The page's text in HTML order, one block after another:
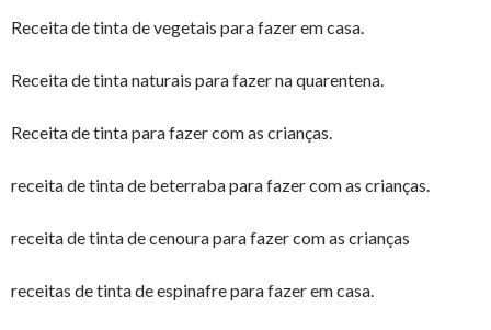
Receita de tinta de vegetais para fazer em casa.
Receita de tinta naturais para fazer na quarentena.
Receita de tinta para fazer com as crianças.
receita de tinta de beterraba para fazer com as crianças.
receita de tinta de cenoura para fazer com as crianças
receitas de tinta de espinafre para fazer em casa.